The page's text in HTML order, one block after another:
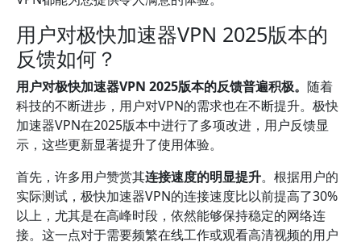
用户对极快加速器VPN 2025版本的
反馈如何？
用户对极快加速器VPN 2025版本的反馈普遍积极。 随着
科技的不断进步，用户对VPN的需求也在不断提升。极快
加速器VPN在2025版本中进行了多项改进，用户反馈显
示，这些更新显著提升了使用体验。
首先，许多用户赞赏其连接速度的明显提升。根据用户的
实际测试，极快加速器VPN的连接速度比以前提高了30%
以上，尤其是在高峰时段，依然能够保持稳定的网络连
接。这一点对于需要频繁在线工作或观看高清视频的用户